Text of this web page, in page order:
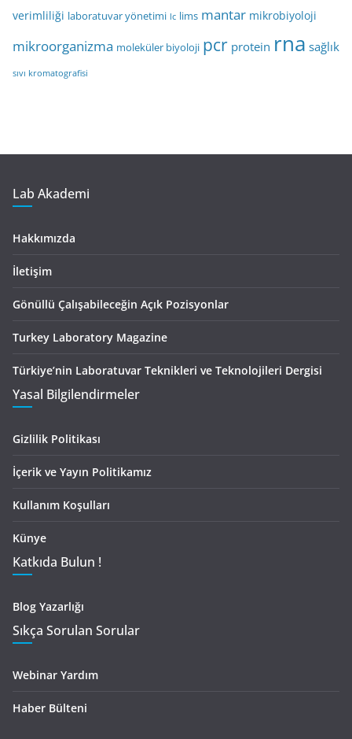
verimliliği laboratuvar yönetimi lc lims mantar mikrobiyoloji
mikroorganizma moleküler biyoloji pcr protein rna sağlık
sıvı kromatografisi
Lab Akademi
Hakkımızda
İletişim
Gönüllü Çalışabileceğin Açık Pozisyonlar
Turkey Laboratory Magazine
Türkiye’nin Laboratuvar Teknikleri ve Teknolojileri Dergisi
Yasal Bilgilendirmeler
Gizlilik Politikası
İçerik ve Yayın Politikamız
Kullanım Koşulları
Künye
Katkıda Bulun !
Blog Yazarlığı
Sıkça Sorulan Sorular
Webinar Yardım
Haber Bülteni